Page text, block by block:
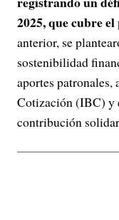
2025, que cubre
anterior, se
sostenibilidad
aportes patronales,
Cotización (IBC) y
contribución